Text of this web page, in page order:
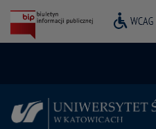
Przejdź
do
treści